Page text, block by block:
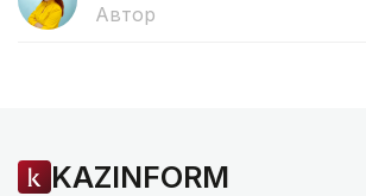
Автор
KAZINFORM